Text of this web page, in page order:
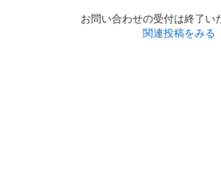
お問い合わせの受付は終了い
関連投稿をみる